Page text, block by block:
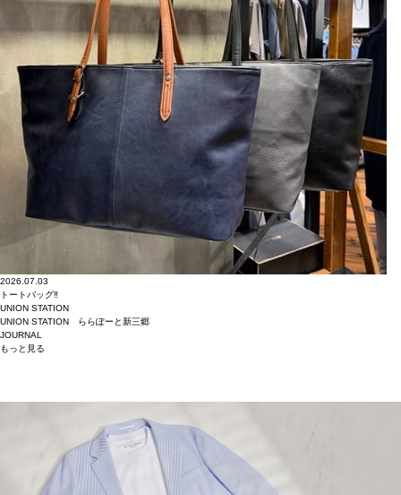
2026.07.03
トートバッグ‼︎
UNION STATION
UNION STATION ららぽーと新三郷
JOURNAL
もっと 見る